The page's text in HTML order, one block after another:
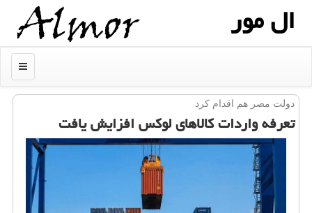
ال مور
منو
دولت مصر هم اقدام كرد
تعرفه واردات كالاهای لوكس افزایش یافت